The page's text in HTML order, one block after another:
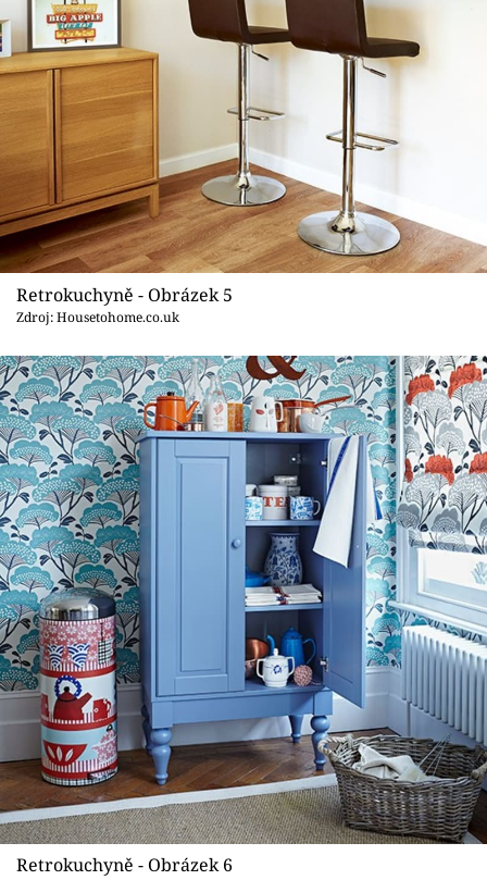
Retrokuchyně - Obrázek 5
Zdroj: Housetohome.co.uk
Retrokuchyně - Obrázek 6